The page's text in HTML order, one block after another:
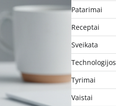
Patarimai
Receptai
Sveikata
Technologijos
Tyrimai
Vaistai